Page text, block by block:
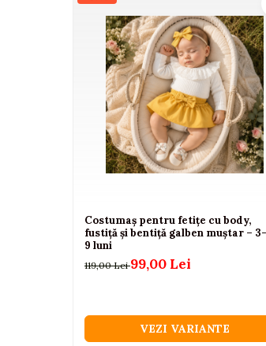
Camioane electrice
Seturi copii si bebelusi
Treninguri copii
Baia bebelusului
Costumaș pentru fetițe cu body,
fustiță și bentiță galben muștar –
9 luni
119,00 Lei99,00 Lei
VEZI VARIANTE